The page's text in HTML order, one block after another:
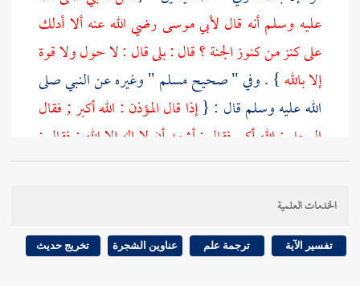
عليه وسلم أنه قال لأبي موسىرضي الله عنه ألا أدلك
على كنز من كنوز الجنة ؟ قال : بلى قال : لا حول ولا قوة
إلا بالله} . وفي " صحيحمسلم" وغيره عن النبي صلى
الله عليه وسلم قال : {إذا قال المؤذن : الله أكبر ; فقال
الرجل : الله أكبر فقال : أشهد أن لا إله إلا الله ; فقال :
أشهد أن لا إله إلا الله ثم قال : أشهد أنمحمدارسول الله
; فقال : أشهد أن
الصلاة ; فقال : لا حول ولا قوة إلا بالله ثم قال : حي
على الفلاح فقال لا حول ولا قوة إلا بالله ثم قال : الله
الخدمات العلمية
تفسير الآية ترجمة علم عناوين الشجرة تخريج حديث